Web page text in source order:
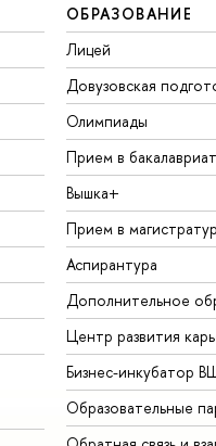
ОБРАЗОВАНИЕ
Лицей
Довузовская
Олимпиады
Прием в бакалавриат
Вышка+
Прием в
Аспирантура
Дополнительное
Центр развития
Бизнес-инкубатор
Образовательные